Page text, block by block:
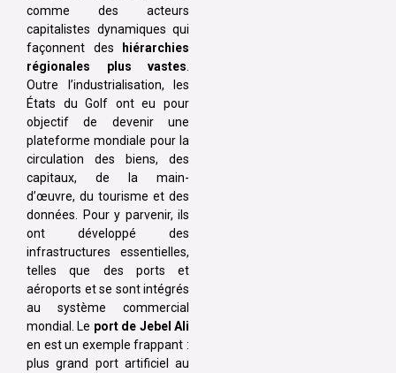
comme des acteurs
capitalistes dynamiques qui
façonnent des
hiérarchies
régionales plus vastes
Outre l’industrialisation, les
États du Golf ont eu pour
objectif de devenir une
plateforme mondiale pour la
circulation des biens, des
capitaux, de la main-
d’œuvre, du tourisme et des
données. Pour y parvenir, ils
ont développé des
infrastructures essentielles,
telles que des ports et
aéroports et se sont intégrés
au système commercial
mondial. Le port de Jebel Ali
en est un exemple frappant :
plus grand port artificiel au